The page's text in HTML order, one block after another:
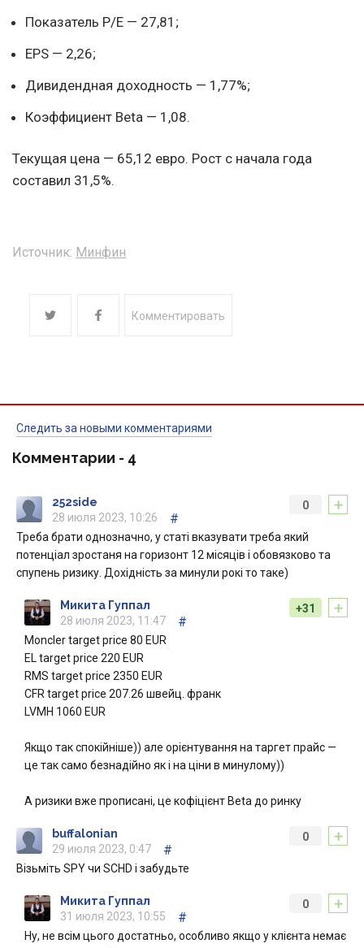
Показатель P/E — 27,81;
EPS — 2,26;
Дивидендная доходность — 1,77%;
Коэффициент Beta — 1,08.
Текущая цена — 65,12 евро. Рост с начала года
составил 31,5%.
Источник: Минфин
Комментировать
Следить за новыми комментариями
Комментарии - 4
+
0
252side
28 июля 2023, 10:26
#
Треба брати однозначно, у статі вказувати треба який
потенціал зростаня на горизонт 12 місяців і обовязково та
спупень ризику. Дохідність за минули рокі то таке)
+
+31
Микита Гуппал
28 июля 2023, 11:47
#
Moncler target price 80 EUR
EL target price 220 EUR
RMS target price 2350 EUR
CFR target price 207.26 швейц. франк
LVMH 1060 EUR
Якщо так спокійніше)) але орієнтування на таргет прайс —
це так само безнадійно як і на ціни в минулому))
А ризики вже прописані, це кофіцієнт Beta до ринку
+
0
buffalonian
29 июля 2023, 0:47
#
Візьміть SPY чи SCHD і забудьте
+
0
Микита Гуппал
31 июля 2023, 10:55
#
Ну, не всім цього достатньо, особливо якщо у клієнта немає